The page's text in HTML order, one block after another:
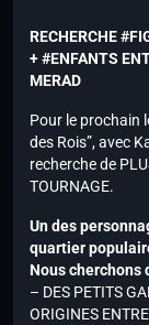
RECHERCHE
+ #ENFANTS
MERAD
Pour le prochain
des Rois”, avec
recherche de
TOURNAGE.
Un des
quartier
Nous cherchons
– DES PETITS
ORIGINES